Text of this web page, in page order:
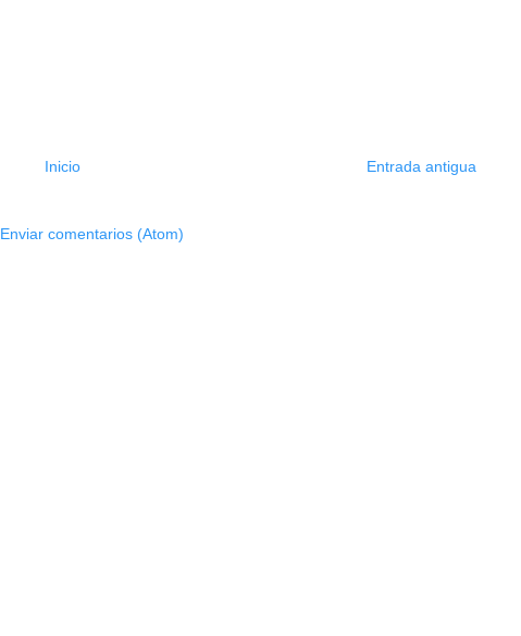
Entrada antigua
Inicio
Enviar comentarios (Atom)